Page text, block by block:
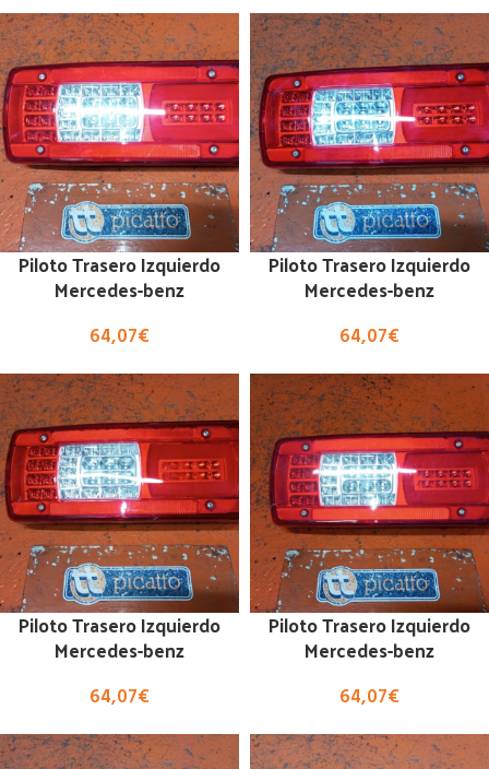
Piloto Trasero Izquierdo
Mercedes-benz
64,07€
Piloto Trasero Izquierdo
Mercedes-benz
64,07€
Piloto Trasero Izquierdo
Mercedes-benz
64,07€
Piloto Trasero Izquierdo
Mercedes-benz
64,07€